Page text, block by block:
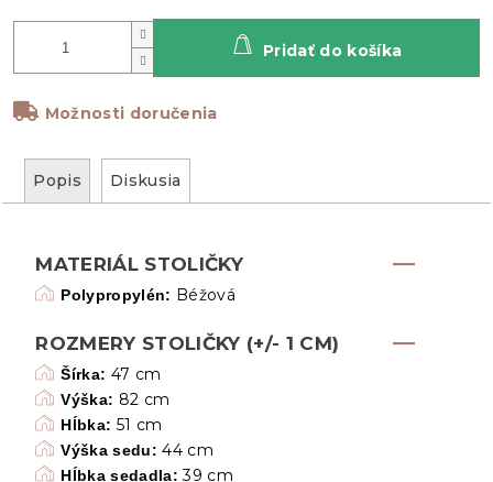
Možnosti doručenia
Pridať do košíka
Popis Diskusia
MATERIÁL STOLIČKY
Polypropylén: Béžová
ROZMERY STOLIČKY (+/- 1 CM)
Šírka: 47 cm
Výška: 82 cm
Hĺbka: 51 cm
Výška sedu: 44 cm
Hĺbka sedadla: 39 cm